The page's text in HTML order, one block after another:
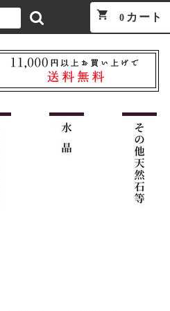
shopping_cart 0 カート